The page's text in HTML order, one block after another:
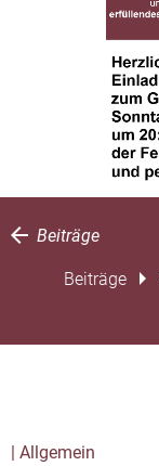
Beiträge
Beiträge
| Allgemein